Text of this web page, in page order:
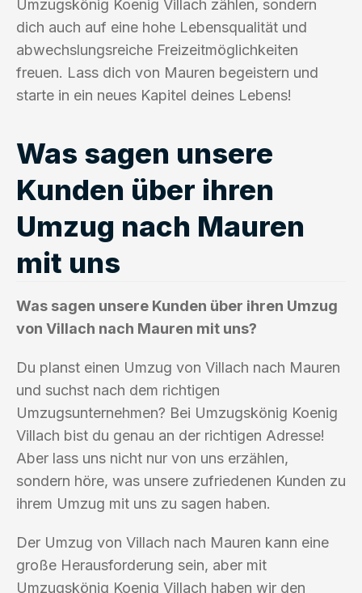
Umzugskönig Koenig Villach zählen, sondern
dich auch auf eine hohe Lebensqualität und
abwechslungsreiche Freizeitmöglichkeiten
freuen. Lass dich von Mauren begeistern und
starte in ein neues Kapitel deines Lebens!
Was sagen unsere
Kunden über ihren
Umzug nach Mauren
mit uns
Was sagen unsere Kunden über ihren Umzug
von Villach nach Mauren mit uns?
Du planst einen Umzug von Villach nach Mauren
und suchst nach dem richtigen
Umzugsunternehmen? Bei Umzugskönig Koenig
Villach bist du genau an der richtigen Adresse!
Aber lass uns nicht nur von uns erzählen,
sondern höre, was unsere zufriedenen Kunden zu
ihrem Umzug mit uns zu sagen haben.
Der Umzug von Villach nach Mauren kann eine
große Herausforderung sein, aber mit
Umzugskönig Koenig Villach haben wir den